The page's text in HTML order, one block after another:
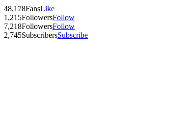
48,178FansLike
1,215FollowersFollow
7,218FollowersFollow
2,745SubscribersSubscribe